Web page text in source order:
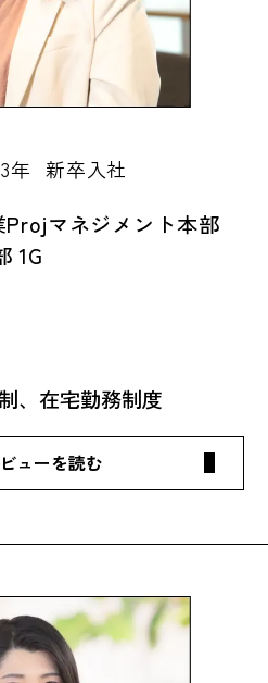
が整っていることや、
メインになっているこ
地に関係なく活動して
年 新卒入社
マネジメント本部
1G
、在宅勤務制度
推進部で金融系のお客